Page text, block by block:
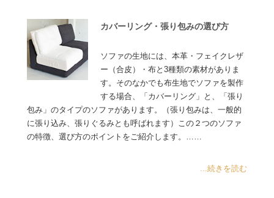
カバーリング・張り包みの選び方
ソファの生地には、本革・フェイクレザ
ー（合皮）・布と3種類の素材がありま
す。そのなかでも布生地でソファを製作
する場合、「カバーリング」と、「張り
包み」のタイプのソファがあります。（張り包みは、一般的
に張り込み、張りぐるみとも呼ばれます）この２つのソファ
の特徴、選び方のポイントをご紹介します。……
...続きを読む